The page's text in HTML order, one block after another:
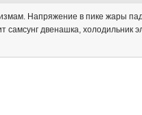
Напряжение в пике жары
самсунг двенашка,